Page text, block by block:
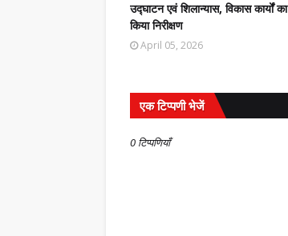
उद्घाटन एवं शिलान्यास, विकास कार्यों का
किया निरीक्षण
April 05, 2026
एक टिप्पणी भेजें
0 टिप्पणियाँ